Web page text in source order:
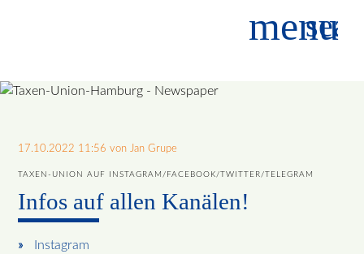
menu
17.10.2022 11:56 von Jan Grupe
TAXEN-UNION AUF INSTAGRAM/FACEBOOK/TWITTER/TELEGRAM
Infos auf allen Kanälen!
Instagram